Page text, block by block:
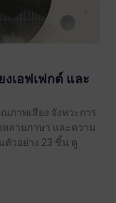
งเอฟเฟกต์ และ
ภาพเสียง จังหวะการ
ลายภาษา และความ
ตัวอย่าง 23 ชิ้น ดู